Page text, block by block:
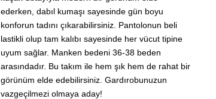
ederken, dabıl kumaşı sayesinde gün boyu
konforun tadını çıkarabilirsiniz. Pantolonun beli
lastikli olup tam kalıbı sayesinde her vücut tipine
uyum sağlar. Manken bedeni 36-38 beden
arasındadır. Bu takım ile hem şık hem de rahat bir
görünüm elde edebilirsiniz. Gardırobunuzun
vazgeçilmezi olmaya aday!